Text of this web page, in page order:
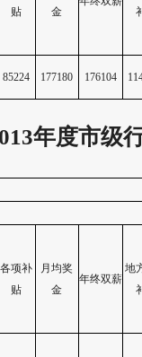
贴
金
85224 177180 176104
年度市级
各项补
贴
月均奖
金
年终双薪
地